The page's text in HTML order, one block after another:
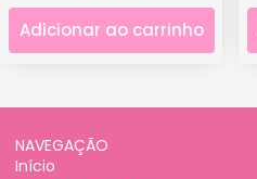
Adicionar ao carrinho
NAVEGAÇÃO
Início